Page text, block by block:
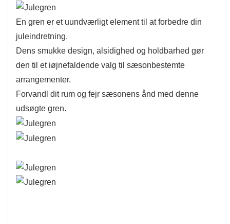
En gren er et uundværligt element til at forbedre din
juleindretning.
Dens smukke design, alsidighed og holdbarhed gør
den til et iøjnefaldende valg til sæsonbestemte
arrangementer.
Forvandl dit rum og fejr sæsonens ånd med denne
udsøgte gren.